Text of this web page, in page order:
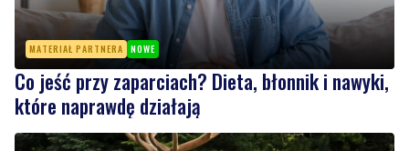
MATERIAŁ PARTNERA NOWE
Co jeść przy zaparciach? Dieta, błonnik i nawyki,
które naprawdę działają